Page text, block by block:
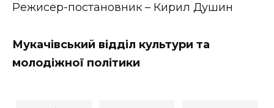
Режисер-постановник – Кирил Душин
Мукачівський відділ культури та
молодіжної політики